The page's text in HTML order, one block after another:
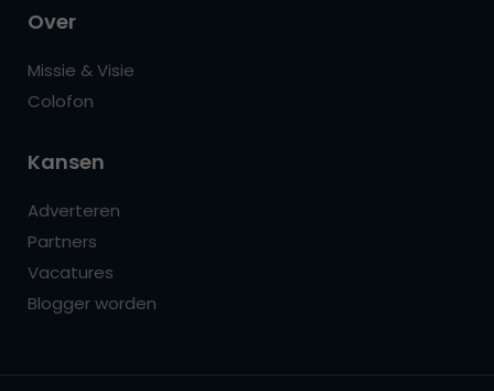
Over
Missie & Visie
Colofon
Kansen
Adverteren
Partners
Vacatures
Blogger worden